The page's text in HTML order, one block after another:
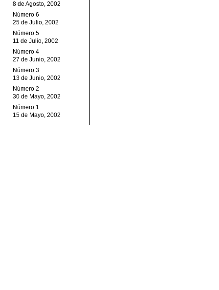
8 de Agosto, 2002
Número 6
25 de Julio, 2002
Número 5
11 de Julio, 2002
Número 4
27 de Junio, 2002
Número 3
13 de Junio, 2002
Número 2
30 de Mayo, 2002
Número 1
15 de Mayo, 2002